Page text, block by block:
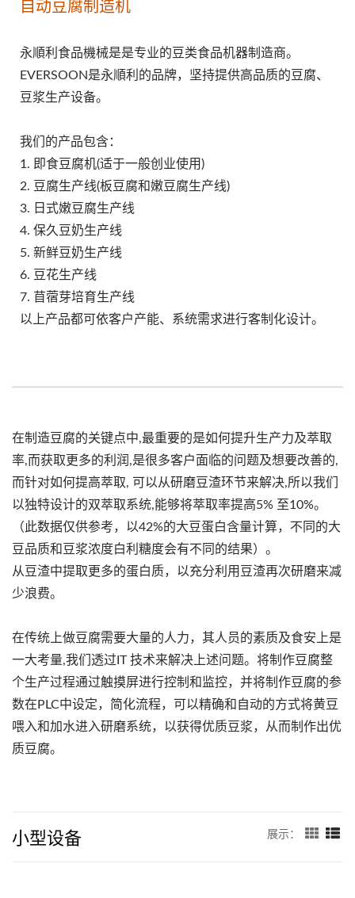
自动豆腐制造机
永順利食品機械是是专业的豆类食品机器制造商。
EVERSOON是永順利的品牌，坚持提供高品质的豆腐、
豆浆生产设备。
我们的产品包含：
1. 即食豆腐机(适于一般创业使用)
2. 豆腐生产线(板豆腐和嫩豆腐生产线)
3. 日式嫩豆腐生产线
4. 保久豆奶生产线
5. 新鲜豆奶生产线
6. 豆花生产线
7. 苜蓿芽培育生产线
以上产品都可依客户产能、系统需求进行客制化设计。
在制造豆腐的关键点中,最重要的是如何提升生产力及萃取
率,而获取更多的利润,是很多客户面临的问题及想要改善的,
而针对如何提高萃取, 可以从研磨豆渣环节来解决,所以我们
以独特设计的双萃取系统,能够将萃取率提高5% 至10%。
（此数据仅供参考，以42%的大豆蛋白含量计算，不同的大
豆品质和豆浆浓度白利糖度会有不同的结果）。
从豆渣中提取更多的蛋白质，以充分利用豆渣再次研磨来减
少浪费。
在传统上做豆腐需要大量的人力，其人员的素质及食安上是
一大考量,我们透过IT 技术来解决上述问题。将制作豆腐整
个生产过程通过触摸屏进行控制和监控，并将制作豆腐的参
数在PLC中设定，简化流程，可以精确和自动的方式将黄豆
喂入和加水进入研磨系统，以获得优质豆浆，从而制作出优
质豆腐。
小型设备 展示：